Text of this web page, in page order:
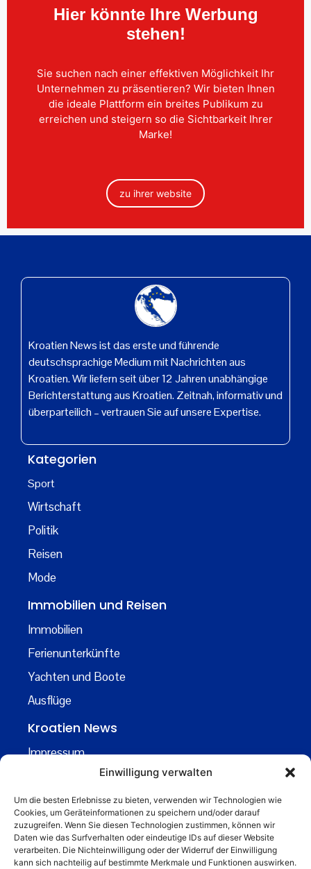
Einwilligung verwalten
Um die besten Erlebnisse zu bieten, verwenden wir Technologien wie
Cookies, um Geräteinformationen zu speichern und/oder darauf
zuzugreifen. Wenn Sie diesen Technologien zustimmen, können wir
Daten wie das Surfverhalten oder eindeutige IDs auf dieser Website
verarbeiten. Die Nichteinwilligung oder der Widerruf der Einwilligung
kann sich nachteilig auf bestimmte Merkmale und Funktionen auswirken.
Hier könnte Ihre Werbung
stehen!
Sie suchen nach einer effektiven Möglichkeit Ihr
Unternehmen zu präsentieren? Wir bieten Ihnen
die ideale Plattform ein breites Publikum zu
erreichen und steigern so die Sichtbarkeit Ihrer
Marke!
zu ihrer website
Kroatien News ist das erste und führende
deutschsprachige Medium mit Nachrichten aus
Kroatien. Wir liefern seit über 12 Jahren unabhängige
Berichterstattung aus Kroatien. Zeitnah, informativ und
überparteilich – vertrauen Sie auf unsere Expertise.
Kategorien
Sport
Wirtschaft
Politik
Reisen
Mode
Immobilien und Reisen
Immobilien
Ferienunterkünfte
Yachten und Boote
Ausflüge
Kroatien News
Impressum
Kontakt
Über uns
Business